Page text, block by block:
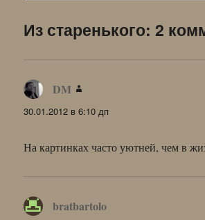
Из старенького: 2
DM
30.01.2012 в 6:10 дп
На картинках часто уютней, чем в
bratbartolo